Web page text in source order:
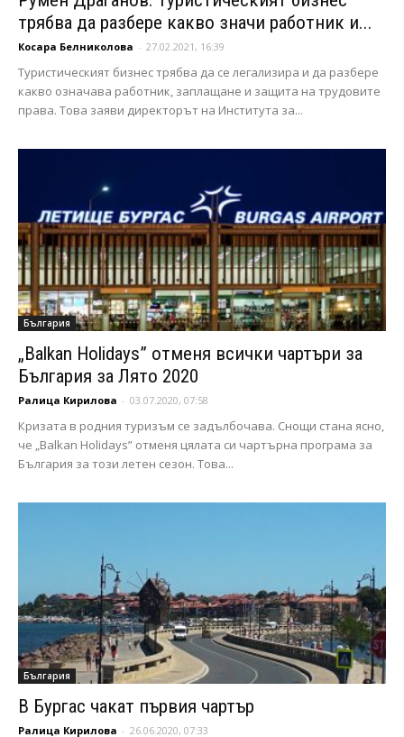
трябва да разбере какво значи работник и...
Косара Белниколова - 27.02.2021, 16:39
Туристическият бизнес трябва да се легализира и да разбере
какво означава работник, заплащане и защита на трудовите
права. Това заяви директорът на Института за...
България
„Balkan Holidays” отменя всички чартъри за
България за Лято 2020
Ралица Кирилова - 03.07.2020, 07:58
Кризата в родния туризъм се задълбочава. Снощи стана ясно,
че „Balkan Holidays” отменя цялата си чартърна програма за
България за този летен сезон. Това...
България
В Бургас чакат първия чартър
Ралица Кирилова - 26.06.2020, 07:33